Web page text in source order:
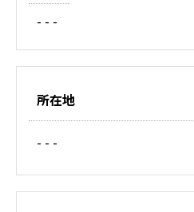
- - -
所在地
- - -